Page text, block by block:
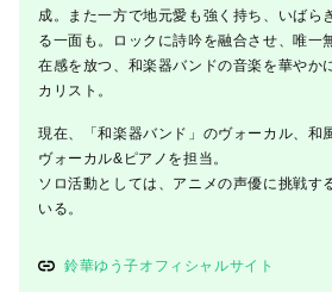
成。また一方で地元愛も強く持ち、いばら
る一面も。ロックに詩吟を融合させ、唯一
在感を放つ、和楽器バンドの音楽を華やか
カリスト。
現在、「和楽器バンド」のヴォーカル、和
ヴォーカル&ピアノを担当。
ソロ活動としては、アニメの声優に挑戦す
いる。
鈴華ゆう子オフィシャルサイト